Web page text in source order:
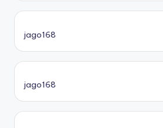
jago168
jago168